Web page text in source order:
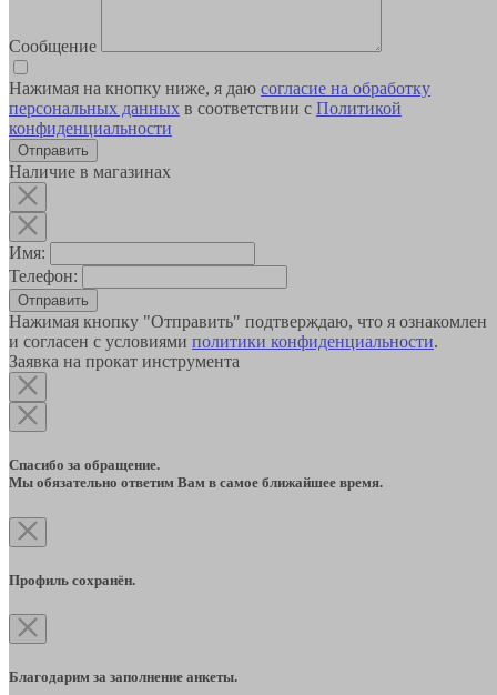
Сообщение
Нажимая на кнопку ниже, я даю согласие на обработку
персональных данных в соответствии с Политикой
конфиденциальности
Наличие в магазинах
Имя:
Телефон:
Отправить
Нажимая кнопку "Отправить" подтверждаю, что я ознакомлен
и согласен с условиями политики конфиденциальности.
Заявка на прокат инструмента
Спасибо за обращение.
Мы обязательно ответим Вам в самое ближайшее время.
Профиль сохранён.
Благодарим за заполнение анкеты.